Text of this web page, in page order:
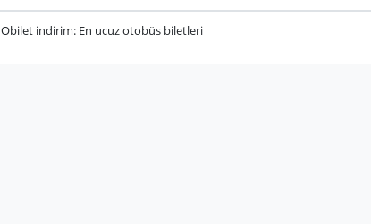
Obilet indirim: En ucuz otobüs biletleri